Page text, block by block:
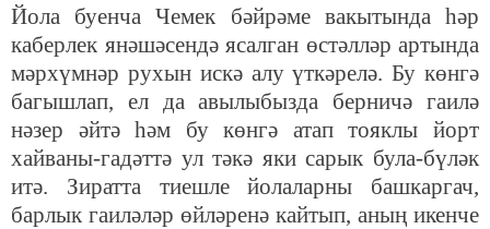
Йола буенча Чемек бәйрәме вакытында һәр
каберлек янәшәсендә ясалган өстәлләр артында
мәрхүмнәр рухын искә алу үткәрелә. Бу көнгә
багышлап, ел да авылыбызда берничә гаилә
нәзер әйтә һәм бу көнгә атап тояклы йорт
хайваны-гадәттә ул тәкә яки сарык була-бүләк
итә. Зиратта тиешле йолаларны башкаргач,
барлык гаиләләр өйләренә кайтып, аның икенче